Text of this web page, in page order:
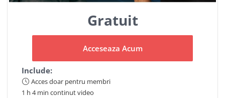
Gratuit
Acceseaza Acum
Include:
Acces doar pentru membri
1 h 4 min continut video